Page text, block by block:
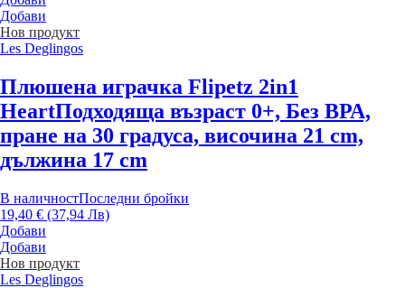
Добави
Нов продукт
Les Deglingos
Плюшена играчка Flipetz 2in1
HeartПодходяща възраст 0+, Без ВРА,
пране на 30 градуса, височина 21 cm,
дължина 17 cm
В наличностПоследни бройки
19,40 € (37,94 Лв)
Добави
Добави
Нов продукт
Les Deglingos